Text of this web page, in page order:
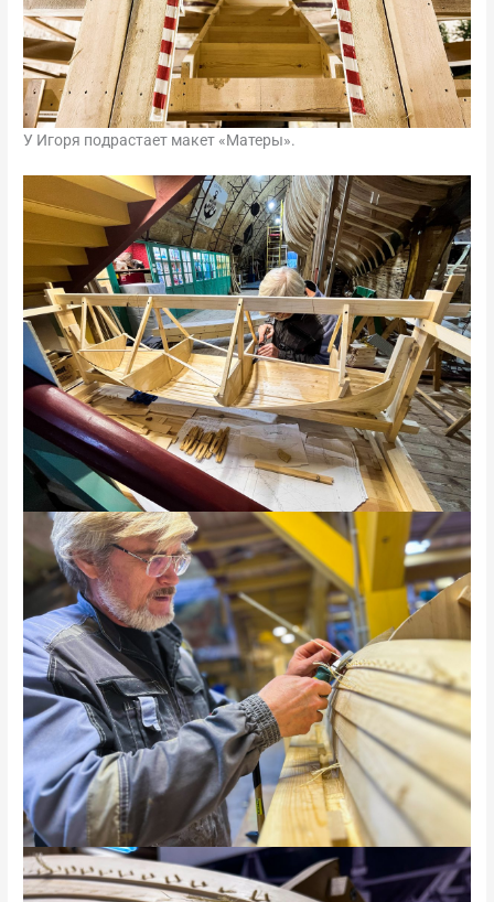
У Игоря подрастает макет «Матеры».